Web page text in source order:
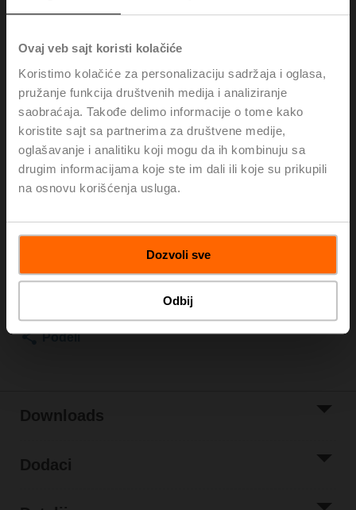
Ovaj veb sajt koristi kolačiće
Koristimo kolačiće za personalizaciju sadržaja i oglasa,
pružanje funkcija društvenih medija i analiziranje
saobraćaja. Takođe delimo informacije o tome kako
koristite sajt sa partnerima za društvene medije,
oglašavanje i analitiku koji mogu da ih kombinuju sa
drugim informacijama koje ste im dali ili koje su prikupili
na osnovu korišćenja usluga.
Dozvoli sve
Odbij
NMQ24A-SR
Very fast running rotary actuator, 8 Nm, AC/DC 24 V,
2...10 V, 4 s, IP54
Kataloška cena 404,00 €
Add to Cart
Podeli
Downloads
Dodaci